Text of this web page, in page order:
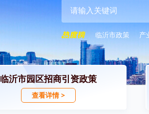
临沂市政策 产
临沂市园区招商引资政策
查看详情 >